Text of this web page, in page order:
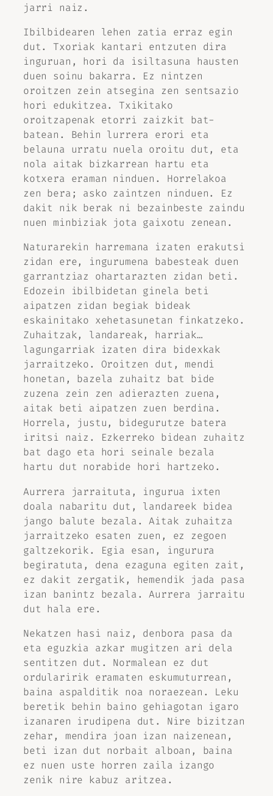
jarri naiz.
Ibilbidearen lehen zatia erraz egin
dut. Txoriak kantari entzuten dira
inguruan, hori da isiltasuna hausten
duen soinu bakarra. Ez nintzen
oroitzen zein atsegina zen sentsazio
hori edukitzea. Txikitako
oroitzapenak etorri zaizkit bat-
batean. Behin lurrera erori eta
belauna urratu nuela oroitu dut, eta
nola aitak bizkarrean hartu eta
kotxera eraman ninduen. Horrelakoa
zen bera; asko zaintzen ninduen. Ez
dakit nik berak ni bezainbeste zaindu
nuen minbiziak jota gaixotu zenean.
Naturarekin harremana izaten erakutsi
zidan ere, ingurumena babesteak duen
garrantziaz ohartarazten zidan beti.
Edozein ibilbidetan ginela beti
aipatzen zidan begiak bideak
eskainitako xehetasunetan finkatzeko.
Zuhaitzak, landareak, harriak…
lagungarriak izaten dira bidexkak
jarraitzeko. Oroitzen dut, mendi
honetan, bazela zuhaitz bat bide
zuzena zein zen adierazten zuena,
aitak beti aipatzen zuen berdina.
Horrela, justu, bidegurutze batera
iritsi naiz. Ezkerreko bidean zuhaitz
bat dago eta hori seinale bezala
hartu dut norabide hori hartzeko.
Aurrera jarraituta, ingurua ixten
doala nabaritu dut, landareek bidea
jango balute bezala. Aitak zuhaitza
jarraitzeko esaten zuen, ez zegoen
galtzekorik. Egia esan, ingurura
begiratuta, dena ezaguna egiten zait,
ez dakit zergatik, hemendik jada pasa
izan banintz bezala. Aurrera jarraitu
dut hala ere.
Nekatzen hasi naiz, denbora pasa da
eta eguzkia azkar mugitzen ari dela
sentitzen dut. Normalean ez dut
ordularirik eramaten eskumuturrean,
baina aspalditik noa noraezean. Leku
beretik behin baino gehiagotan igaro
izanaren irudipena dut. Nire bizitzan
zehar, mendira joan izan naizenean,
beti izan dut norbait alboan, baina
ez nuen uste horren zaila izango
zenik nire kabuz aritzea.